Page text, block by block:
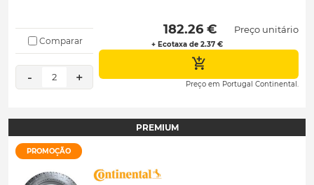
Comparar
- 2 +
182.26 €
+ Ecotaxa de 2.37 €
Preço unitário
Preço em Portugal Continental.
PREMIUM
PROMOÇÃO